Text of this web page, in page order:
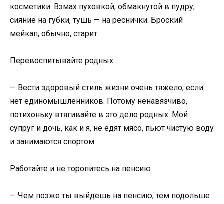
косметики. Взмах пуховкой, обмакнутой в пудру,
сияние на губки, тушь — на реснички. Броский
мейкап, обычно, старит.
Перевоспитывайте родных
— Вести здоровый стиль жизни очень тяжело, если
нет единомышленников. Потому ненавязчиво,
потихоньку втягивайте в это дело родных. Мой
супруг и дочь, как и я, не едят мясо, пьют чистую воду
и занимаются спортом.
Работайте и не торопитесь на пенсию
— Чем позже ты вый­дешь на пенсию, тем подольше